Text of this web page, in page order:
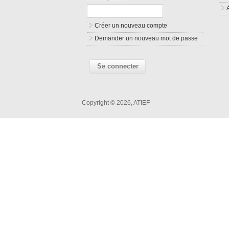
Créer un nouveau compte
Demander un nouveau mot de passe
Copyright © 2026, ATIEF